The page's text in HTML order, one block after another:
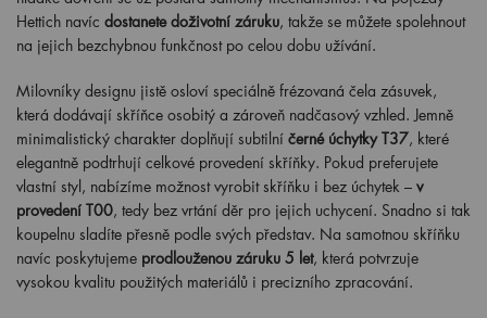
Hettich navíc dostanete doživotní záruku, takže se můžete spolehnout
na jejich bezchybnou funkčnost po celou dobu užívání.
Milovníky designu jistě osloví speciálně frézovaná čela zásuvek,
která dodávají skříňce osobitý a zároveň nadčasový vzhled. Jemně
minimalistický charakter doplňují subtilní černé úchytky T37, které
elegantně podtrhují celkové provedení skříňky. Pokud preferujete
vlastní styl, nabízíme možnost vyrobit skříňku i bez úchytek – v
provedení T00, tedy bez vrtání děr pro jejich uchycení. Snadno si tak
koupelnu sladíte přesně podle svých představ. Na samotnou skříňku
navíc poskytujeme prodlouženou záruku 5 let, která potvrzuje
vysokou kvalitu použitých materiálů i precizního zpracování.